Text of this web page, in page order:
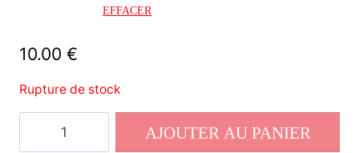
EFFACER
10.00 €
Rupture de stock
AJOUTER AU PANIER